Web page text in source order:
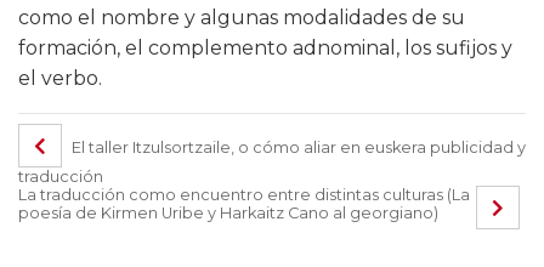
como el nombre y algunas modalidades de su
formación, el complemento adnominal, los sufijos y
el verbo.
El taller Itzulsortzaile, o cómo aliar en euskera publicidad y
traducción
La traducción como encuentro entre distintas culturas (La
poesía de Kirmen Uribe y Harkaitz Cano al georgiano)